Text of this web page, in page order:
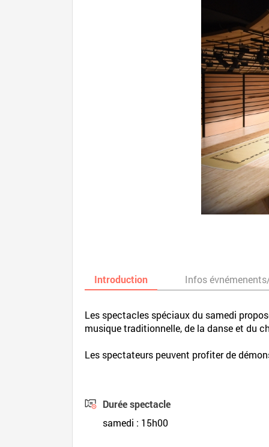
Introduction Infos
Les spectacles spéciaux du samedi
musique traditionnelle, de la danse et du
Les spectateurs peuvent profiter de
Durée spectacle
samedi : 15h00